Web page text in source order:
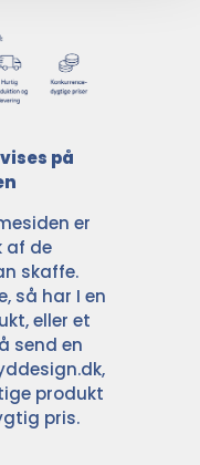
på
er
af de
skaffe.
så har I en
eller et
send en
,
produkt
pris.